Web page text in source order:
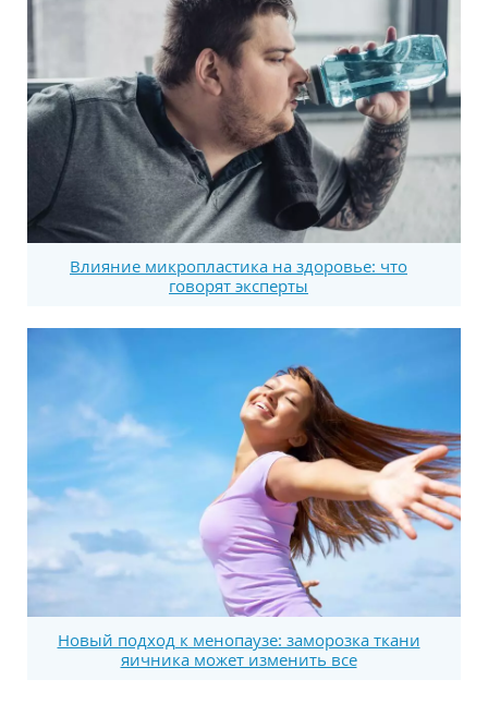
Влияние микропластика на здоровье: что
говорят эксперты
Новый подход к менопаузе: заморозка ткани
яичника может изменить все